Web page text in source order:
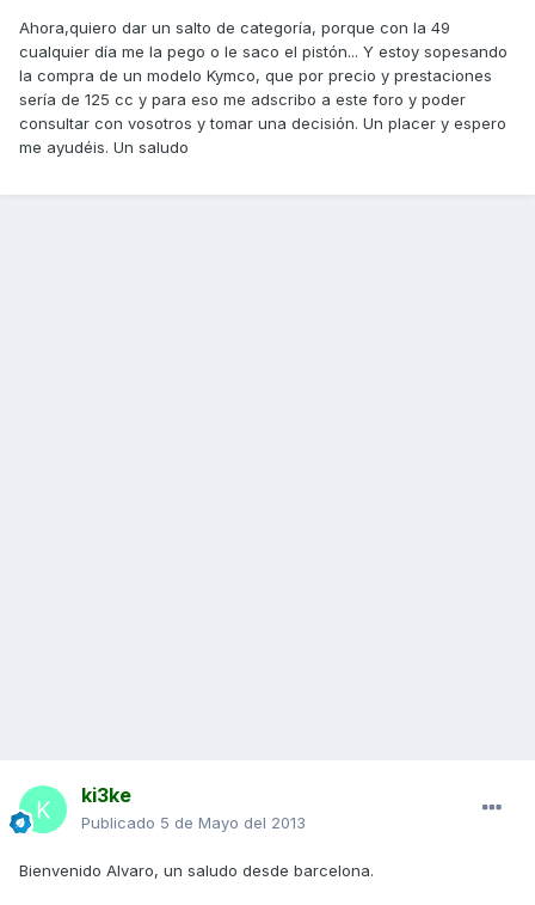
Ahora,quiero dar un salto de categoría, porque con la 49
cualquier día me la pego o le saco el pistón... Y estoy sopesando
la compra de un modelo Kymco, que por precio y prestaciones
sería de 125 cc y para eso me adscribo a este foro y poder
consultar con vosotros y tomar una decisión. Un placer y espero
me ayudéis. Un saludo
ki3ke
Publicado 5 de Mayo del 2013
Bienvenido Alvaro, un saludo desde barcelona.